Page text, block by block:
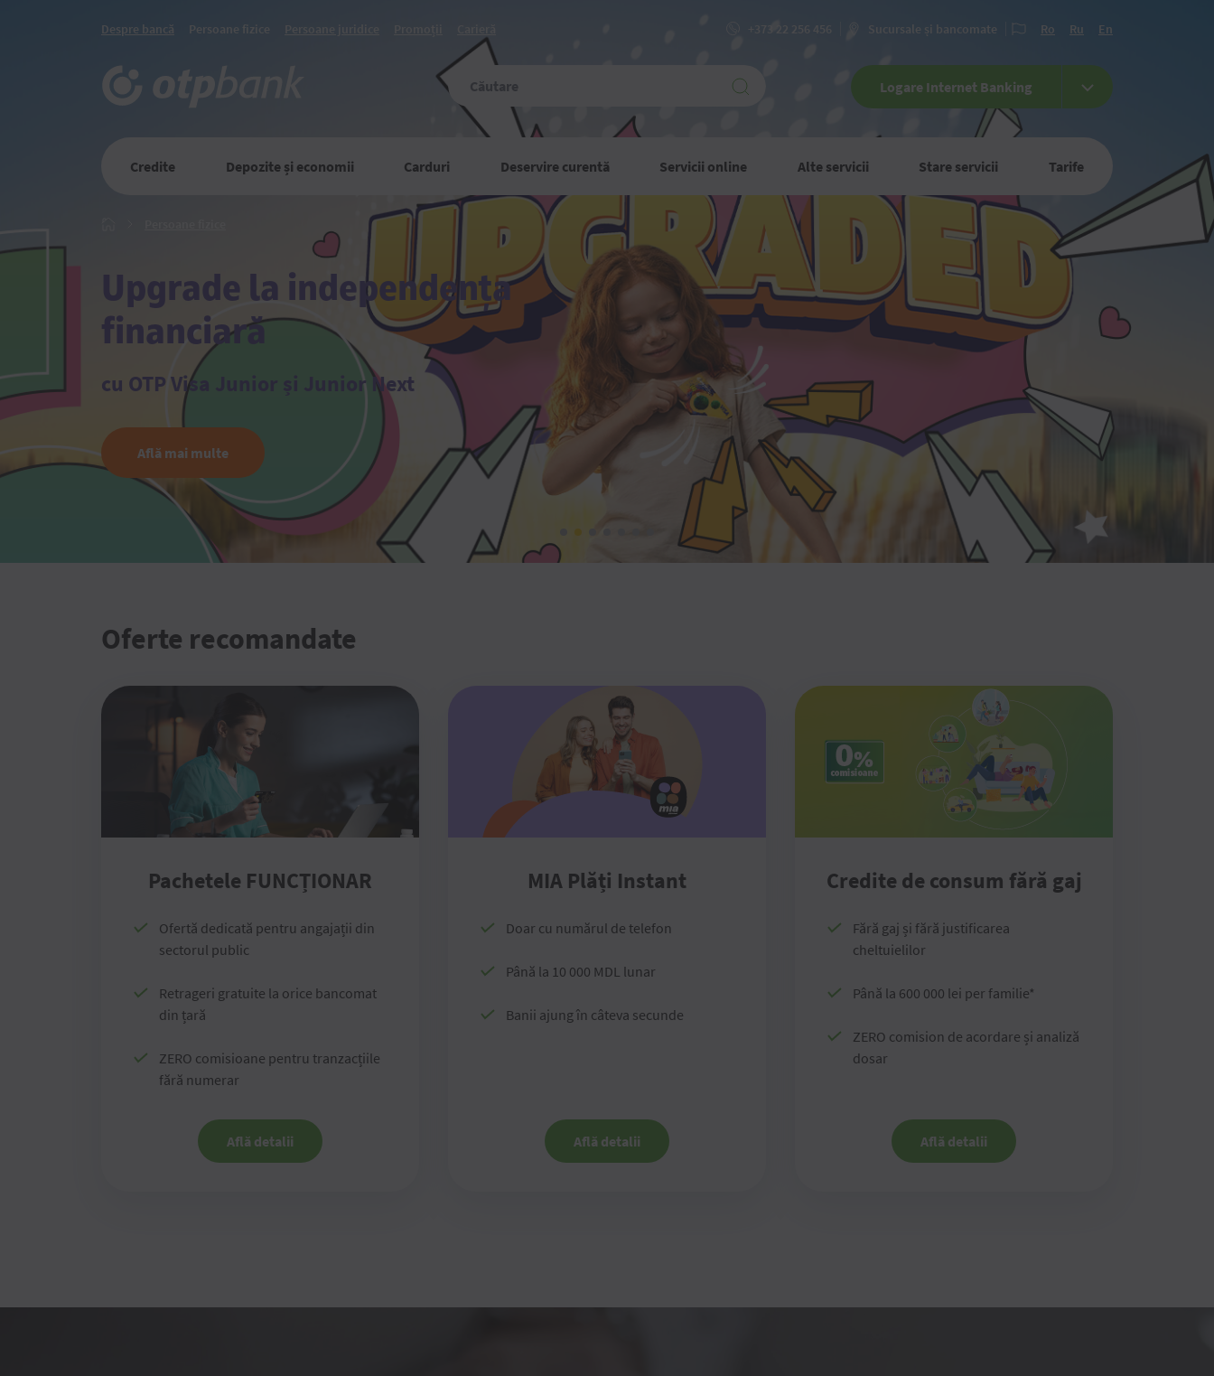
Despre bancă Persoane fizice Persoane juridice +373 22 256 456 Sucursale și bancomate Ro Ru En
Logare Internet Banking
Credite Depozite și economii Carduri Deservire curentă Servicii online Alte servicii Stare servicii Tarife
Upgrade la independența
financiară
cu OTP Visa Junior și Junior Next
Află mai multe
Oferte recomandate
Pachetele FUNCȚIONAR
Ofertă dedicată pentru angajații din
sectorul public
Retrageri gratuite la orice bancomat
din țară
ZERO comisioane pentru tranzacțiile
fără numerar
Află detalii
MIA Plăți Instant
Doar cu numărul de telefon
Până la 10 000 MDL lunar
Banii ajung în câteva secunde
Află detalii
Credite de consum fără gaj
Fără gaj și fără justificarea
cheltuielilor
Până la 600 000 lei per familie*
ZERO comision de acordare și analiză
dosar
Află detalii